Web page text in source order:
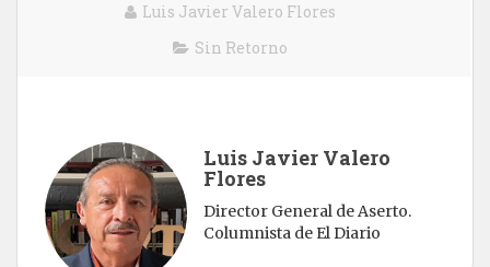
Luis Javier Valero Flores
Sin Retorno
Luis Javier Valero
Flores
Director General de Aserto.
Columnista de El Diario